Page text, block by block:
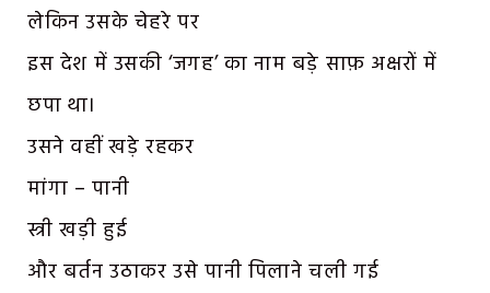
लेकिन उसके चेहरे पर
इस देश में उसकी ‘जगह’ का नाम बड़े साफ़ अक्षरों में
छपा था।
उसने वहीं खड़े रहकर
मांगा – पानी
स्त्री खड़ी हुई
और बर्तन उठाकर उसे पानी पिलाने चली गई